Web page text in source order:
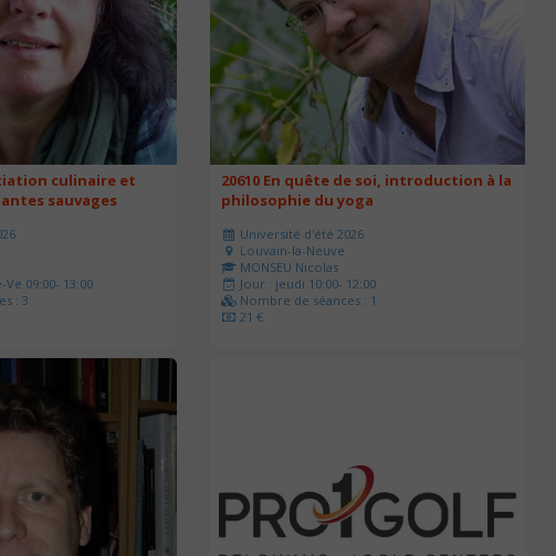
culinaire et
sauvages
Ve 09:00- 13:00
: 3
20610 En quête de soi, introduction à la
philosophie du yoga
Université d'été 2026
Louvain-la-Neuve
MONSEU Nicolas
Jour : jeudi 10:00- 12:00
Nombre de séances : 1
21 €